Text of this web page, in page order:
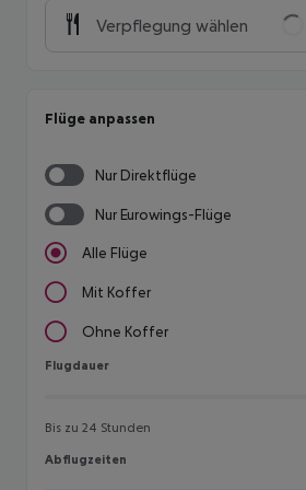
Verpflegung wählen
Flüge anpassen
Nur Direktflüge
Nur Eurowings-Flüge
Alle Flüge
Mit Koffer
Ohne Koffer
Flugdauer
Flugdauer
Bis zu 24 Stunden
Abflugzeiten
Abflugzeiten